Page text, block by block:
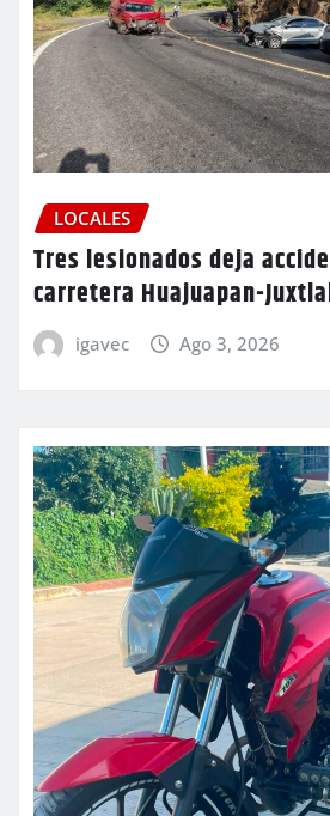
LOCALES
Tres lesionados deja
carretera Huajuapan-
igavec Ago 3, 2026